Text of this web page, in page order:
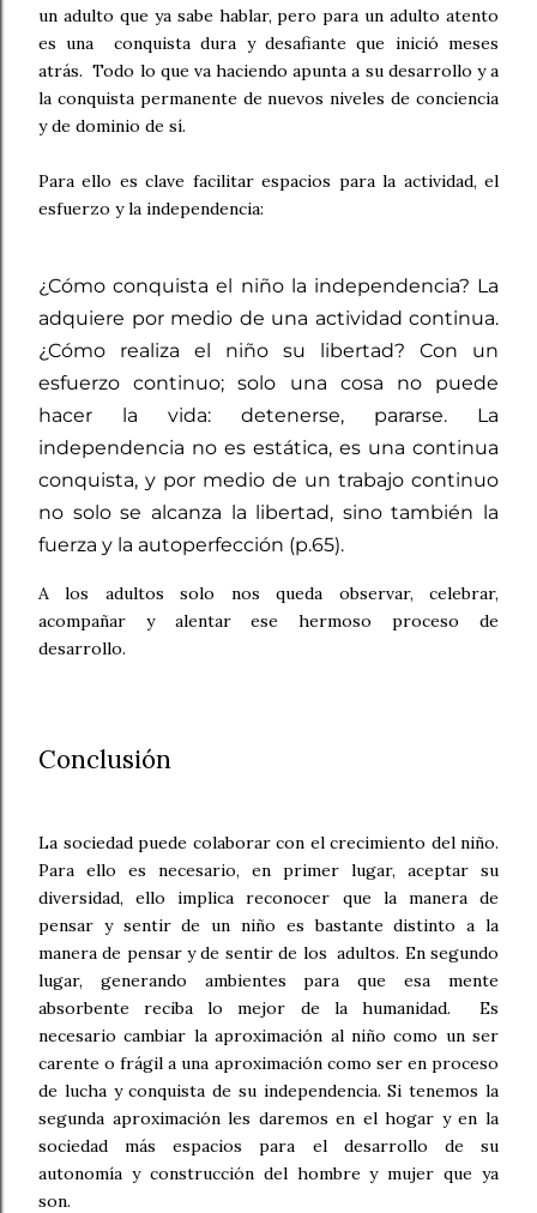
un adulto que ya sabe hablar, pero para un adulto atento
es una conquista dura y desafiante que inició meses
atrás. Todo lo que va haciendo apunta a su desarrollo y a
la conquista permanente de nuevos niveles de conciencia
y de dominio de sí.
Para ello es clave facilitar espacios para la actividad, el
esfuerzo y la independencia:
¿Cómo conquista el niño la independencia? La
adquiere por medio de una actividad continua.
¿Cómo realiza el niño su libertad? Con un
esfuerzo continuo; solo una cosa no puede
hacer la vida: detenerse, pararse. La
independencia no es estática, es una continua
conquista, y por medio de un trabajo continuo
no solo se alcanza la libertad, sino también la
fuerza y la autoperfección (p.65).
A los adultos solo nos queda observar, celebrar,
acompañar y alentar ese hermoso proceso de
desarrollo.
Conclusión
La sociedad puede colaborar con el crecimiento del niño.
Para ello es necesario, en primer lugar, aceptar su
diversidad, ello implica reconocer que la manera de
pensar y sentir de un niño es bastante distinto a la
manera de pensar y de sentir de los adultos. En segundo
lugar, generando ambientes para que esa mente
absorbente reciba lo mejor de la humanidad. Es
necesario cambiar la aproximación al niño como un ser
carente o frágil a una aproximación como ser en proceso
de lucha y conquista de su independencia. Si tenemos la
segunda aproximación les daremos en el hogar y en la
sociedad más espacios para el desarrollo de su
autonomía y construcción del hombre y mujer que ya
son.